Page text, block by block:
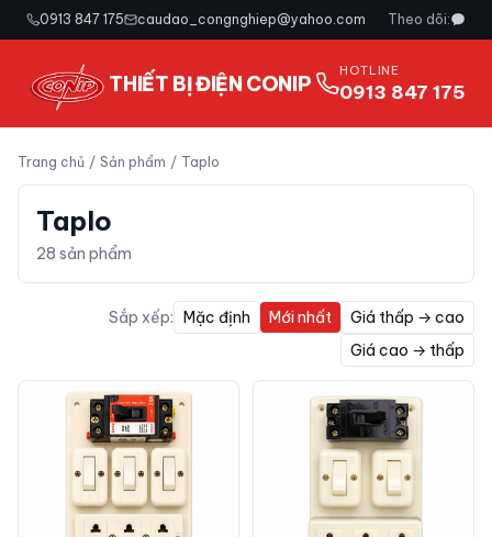
0913 847 175 caudao_congnghiep@yahoo.com Theo dõi:
THIẾT BỊ ĐIỆN CONIP
HOTLINE
0913 847 175
Trang chủ / Sản phẩm / Taplo
Taplo
28 sản phẩm
Sắp xếp: Mặc định Mới nhất
Giá thấp → cao
Giá cao → thấp